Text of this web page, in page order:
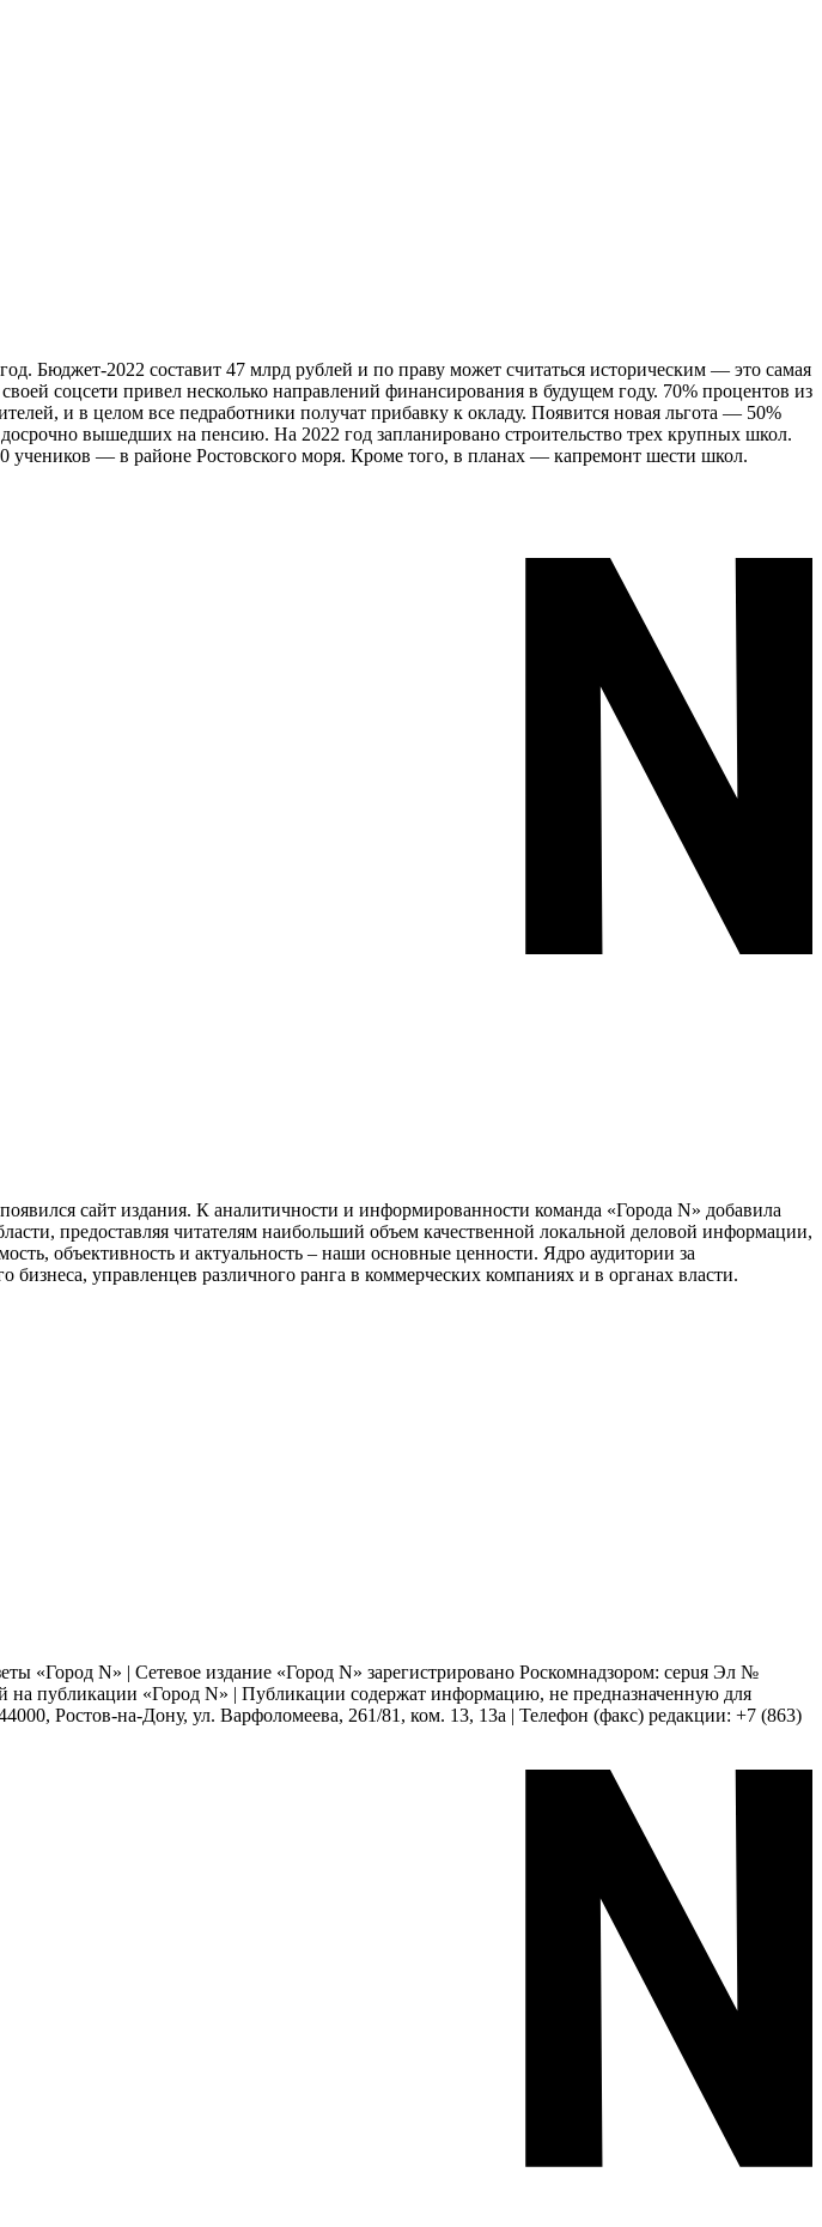
Бюджет-2022 составит 47 млрд рублей и по праву может считаться историческим — это самая
соцсети привел несколько направлений финансирования в будущем году. 70% процентов из
и в целом все педработники получат прибавку к окладу. Появится новая льгота — 50%
вышедших на пенсию. На 2022 год запланировано строительство трех крупных школ.
— в районе Ростовского моря. Кроме того, в планах — капремонт шести школ.
сайт издания. К аналитичности и информированности команда «Города N» добавила
предоставляя читателям наибольший объем качественной локальной деловой информации,
объективность и актуальность – наши основные ценности. Ядро аудитории за
управленцев различного ранга в коммерческих компаниях и в органах власти.
«Город N» | Сетевое издание «Город N» зарегистрировано Роскомнадзором: серuя Эл №
на публикации «Город N» | Публикации содержат информацию, не предназначенную для
Ростов-на-Дону, ул. Варфоломеева, 261/81, ком. 13, 13а | Телефон (факс) редакции: +7 (863)